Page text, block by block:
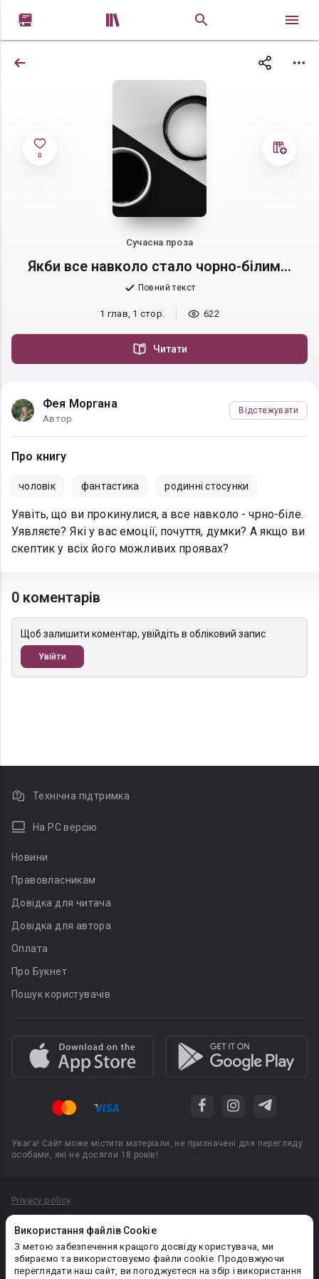
 
0
Сучасна проза
Якби все навколо стало чорно-білим...
Повний текст
1 глав, 1 стор. 622
Читати
Фея Моргана
Автор
Відстежувати
Про книгу
чоловік фантастика родинні стосунки
Уявіть, що ви прокинулися, а все навколо - чрно-біле.
Уявляєте? Які у вас емоції, почуття, думки? А якщо ви
скептик у всіх його можливих проявах?
0 коментарів
Щоб залишити коментар, увійдіть в обліковий запис
Увійти
Використання файлів Cookie
З метою забезпечення кращого досвіду користувача, ми
збираємо та використовуємо файли cookie. Продовжуючи
переглядати наш сайт, ви погоджуєтеся на збір і використання
Технічна підтримка
На PC версію
Новини
Правовласникам
Довідка для читача
Довідка для автора
Оплата
Про Букнет
Пошук користувачів
Увага! Сайт може містити матеріали, не призначені для перегляду
особами, які не досягли 18 років!
Privacy policy
Політика конфіденційності
Правила публікації авторського контенту